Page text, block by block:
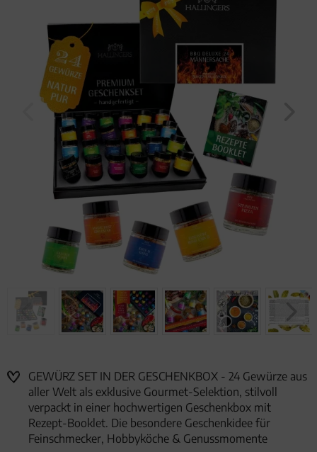
GEWÜRZ SET IN DER GESCHENKBOX - 24 Gewürze aus
aller Welt als exklusive Gourmet-Selektion, stilvoll
verpackt in einer hochwertigen Geschenkbox mit
Rezept-Booklet. Die besondere Geschenkidee für
Feinschmecker, Hobbyköche & Genussmomente
Geburtstag